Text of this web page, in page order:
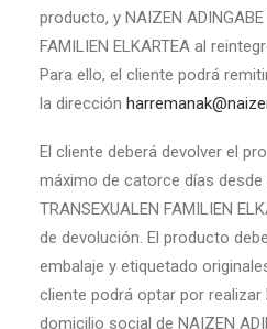
producto, y NAIZEN ADINGABE
FAMILIEN ELKARTEA al
Para ello, el cliente podrá
la dirección
El cliente deberá devolver el
máximo de catorce días desde
TRANSEXUALEN FAMILIEN
de devolución. El producto
embalaje y etiquetado
cliente podrá optar por realizar
domicilio social de NAIZEN